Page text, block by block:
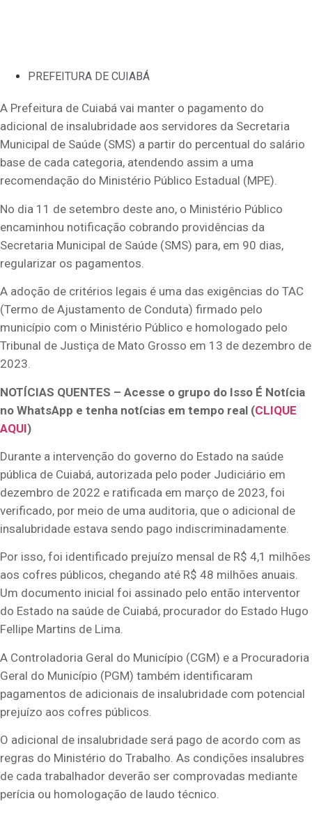
PREFEITURA DE CUIABÁ
A Prefeitura de Cuiabá vai manter o pagamento do
adicional de insalubridade aos servidores da Secretaria
Municipal de Saúde (SMS) a partir do percentual do salário
base de cada categoria, atendendo assim a uma
recomendação do Ministério Público Estadual (MPE).
No dia 11 de setembro deste ano, o Ministério Público
encaminhou notificação cobrando providências da
Secretaria Municipal de Saúde (SMS) para, em 90 dias,
regularizar os pagamentos.
A adoção de critérios legais é uma das exigências do TAC
(Termo de Ajustamento de Conduta) firmado pelo
município com o Ministério Público e homologado pelo
Tribunal de Justiça de Mato Grosso em 13 de dezembro de
2023.
NOTÍCIAS QUENTES – Acesse o grupo do Isso É Notícia
no WhatsApp e tenha notícias em tempo real (CLIQUE
AQUI)
Durante a intervenção do governo do Estado na saúde
pública de Cuiabá, autorizada pelo poder Judiciário em
dezembro de 2022 e ratificada em março de 2023, foi
verificado, por meio de uma auditoria, que o adicional de
insalubridade estava sendo pago indiscriminadamente.
Por isso, foi identificado prejuízo mensal de R$ 4,1 milhões
aos cofres públicos, chegando até R$ 48 milhões anuais.
Um documento inicial foi assinado pelo então interventor
do Estado na saúde de Cuiabá, procurador do Estado Hugo
Fellipe Martins de Lima.
A Controladoria Geral do Município (CGM) e a Procuradoria
Geral do Município (PGM) também identificaram
pagamentos de adicionais de insalubridade com potencial
prejuízo aos cofres públicos.
O adicional de insalubridade será pago de acordo com as
regras do Ministério do Trabalho. As condições insalubres
de cada trabalhador deverão ser comprovadas mediante
perícia ou homologação de laudo técnico.